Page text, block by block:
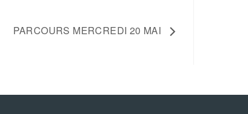
PARCOURS MERCREDI 20 MAI